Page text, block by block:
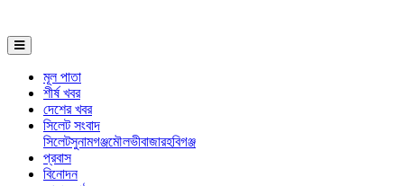
মূল পাতা
শীর্ষ খবর
দেশের খবর
সিলেট সংবাদ
সিলেটসুনামগঞ্জমৌলভীবাজারহবিগঞ্জ
প্রবাস
বিনোদন